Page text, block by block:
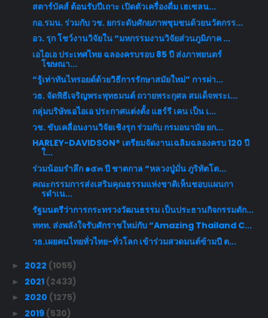
สตาร์บัคส์ ต้อนรับปีเถาะ เปิดตัวเครื่องดื่ม เฮเซลน...
กอ.รมน. ร่วมกับ วช. ยกระดับศักยภาพชุมชนด้วยนวัตกรร...
อว. รุก โชว์งานวิจัยใน “มหกรรมงานวิจัยส่วนภูมิภาค ...
เอไอเอ ประเทศไทย ฉลองครบรอบ 85 ปี ส่งภาพยนตร์
โฆษณา...
“รู้เท่าทันไทรอยด์ด้วยวิธีการรักษาสมัยใหม่” การผ่า...
วธ. จัดพิธีเจริญพระพุทธมนต์ ถวายพระกุศล สมเด็จพระเ...
กลุ่มบริษัทเอไอเอ ประกาศแต่งตั้ง แฮร์รี เคน เป็น เ...
วช. ขับเคลื่อนงานวิจัยเชิงรุก ร่วมกับ กรมอนามัย ยก...
HARLEY-DAVIDSON® เตรียมจัดงานเฉลิมฉลองครบ 120 ปี
ใ...
ร่วมน้อมรำลึก ๑๕๓ ปี ชาตกาล “หลวงปู่มั่น ภูริทัตโต...
คณะกรรมการส่งเสริมคุณธรรมแห่งชาติเห็นชอบแผนกา
รดำเน...
รัฐมนตรีว่าการกระทรวงวัฒนธรรม เป็นประธานกิจกรรมตัก...
ททท. ส่งพลังใจรับศักราชใหม่กับ “Amazing Thailand C...
วธ.เผยคนไทยทั่วไทย-ทั่วโลก เข้าร่วมสวดมนต์ข้ามปี ต...
► 2022 (1055)
► 2021 (2433)
► 2020 (1275)
► 2019 (530)